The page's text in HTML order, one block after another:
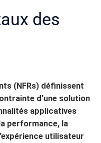
des
(NFRs) définissent
d’une solution
applicatives
performance, la
utilisateur